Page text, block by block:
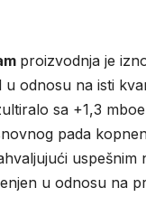
proizvodnja je
u odnosu na isti
sa +1,3
pada
u odnosu na